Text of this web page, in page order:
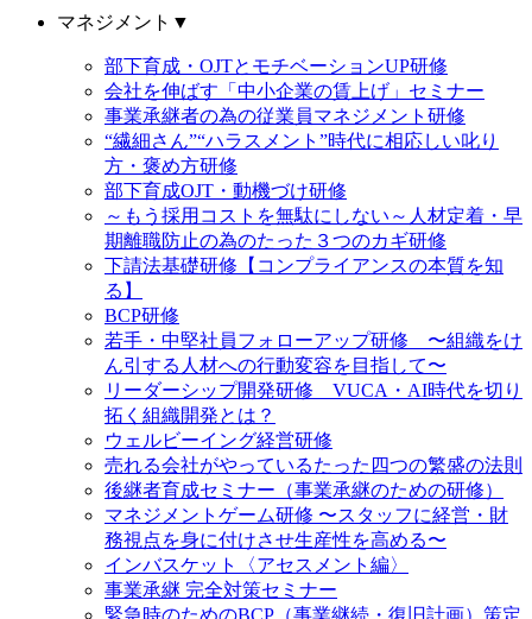
マネジメント ▼
部下育成・OJTとモチベーションUP研修
会社を伸ばす「中小企業の賃上げ」セミナー
事業承継者の為の従業員マネジメント研修
“繊細さん”“ハラスメント”時代に相応しい叱り
方・褒め方研修
部下育成OJT・動機づけ研修
～もう採用コストを無駄にしない～人材定着・早
期離職防止の為のたった３つのカギ研修
下請法基礎研修【コンプライアンスの本質を知
る】
BCP研修
若手・中堅社員フォローアップ研修 〜組織をけ
ん引する人材への行動変容を目指して〜
リーダーシップ開発研修 VUCA・AI時代を切り
拓く組織開発とは？
ウェルビーイング経営研修
売れる会社がやっているたった四つの繁盛の法則
後継者育成セミナー（事業承継のための研修）
マネジメントゲーム研修 〜スタッフに経営・財
務視点を身に付けさせ生産性を高める〜
インバスケット〈アセスメント編〉
事業承継 完全対策セミナー
緊急時のためのBCP（事業継続・復旧計画）策定